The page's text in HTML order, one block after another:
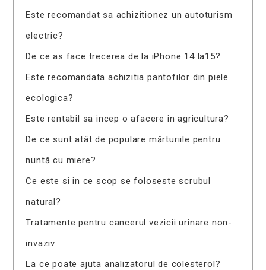
Este recomandat sa achizitionez un autoturism
electric?
De ce as face trecerea de la iPhone 14 la15?
Este recomandata achizitia pantofilor din piele
ecologica?
Este rentabil sa incep o afacere in agricultura?
De ce sunt atât de populare mărturiile pentru
nuntă cu miere?
Ce este si in ce scop se foloseste scrubul
natural?
Tratamente pentru cancerul vezicii urinare non-
invaziv
La ce poate ajuta analizatorul de colesterol?